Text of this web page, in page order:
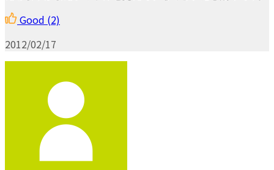
Good (2)
2012/02/17